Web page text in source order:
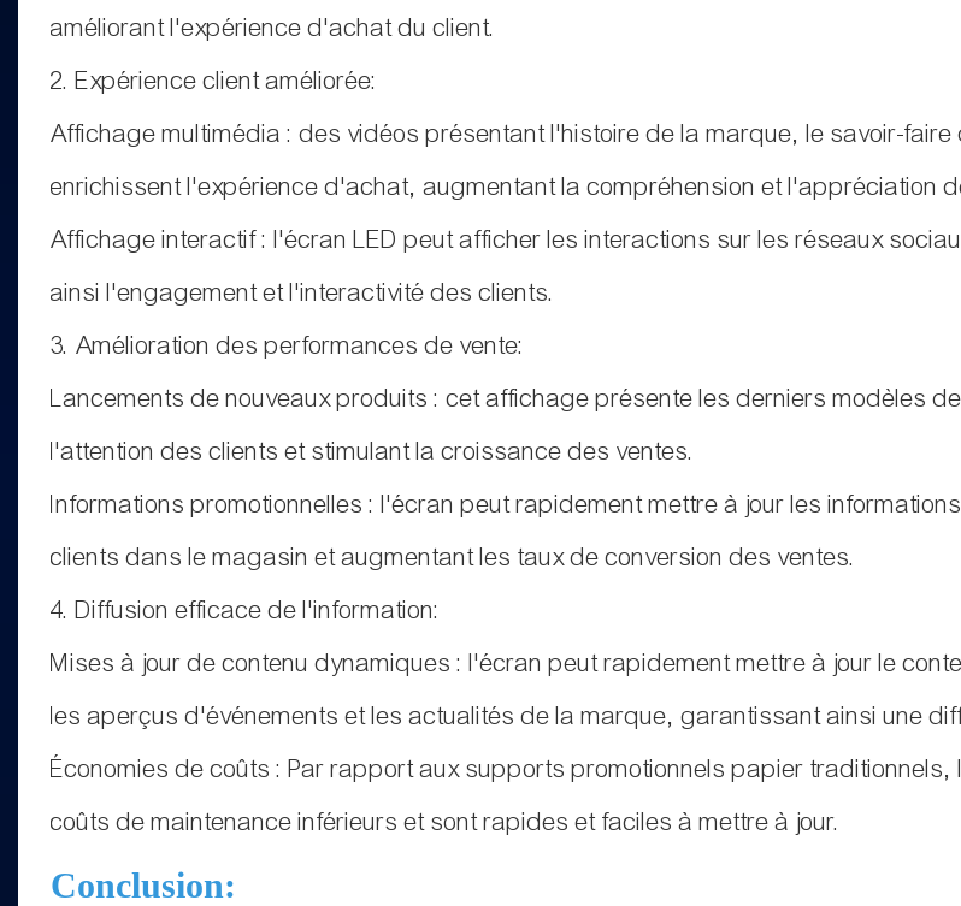
améliorant l'expérience d'achat du client.
2. Expérience client améliorée:
Affichage multimédia : des vidéos présentant l'histoire de la marque, le savoir-
enrichissent l'expérience d'achat, augmentant la compréhension et l'appréciation
Affichage interactif : l'écran LED peut afficher les interactions sur les réseaux
ainsi l'engagement et l'interactivité des clients.
3. Amélioration des performances de vente:
Lancements de nouveaux produits : cet affichage présente les derniers modèles
l'attention des clients et stimulant la croissance des ventes.
Informations promotionnelles : l'écran peut rapidement mettre à jour les
clients dans le magasin et augmentant les taux de conversion des ventes.
4. Diffusion efficace de l'information:
Mises à jour de contenu dynamiques : l'écran peut rapidement mettre à jour le
les aperçus d'événements et les actualités de la marque, garantissant ainsi une
Économies de coûts : Par rapport aux supports promotionnels papier
coûts de maintenance inférieurs et sont rapides et faciles à mettre à jour.
Conclusion: